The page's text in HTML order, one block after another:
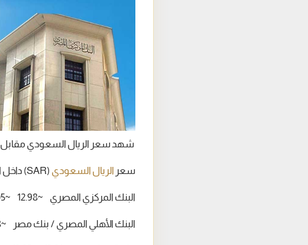
شهد سعر الريال السعودي مقابل
سعر الريال السعودي (SAR) داخل البنوك المصرية:
البنك المركزي المصري ~12.98 ~13.05
البنك الأهلي المصري / بنك مصر ~12.98 ~13.05